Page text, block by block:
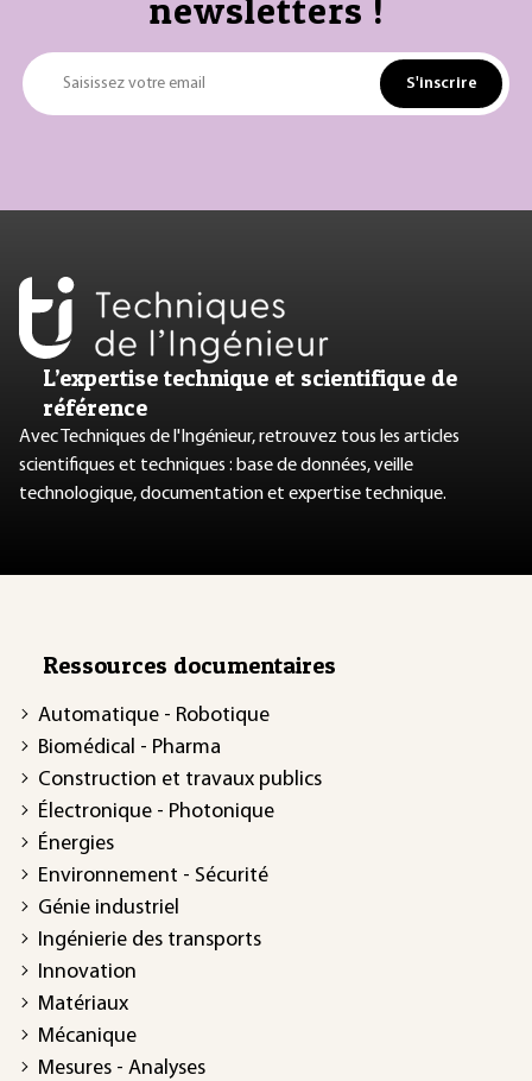
newsletters !
Saisissez votre email S'inscrire
L’expertise technique et scientifique de
référence
Avec Techniques de l'Ingénieur, retrouvez tous les articles
scientifiques et techniques : base de données, veille
technologique, documentation et expertise technique.
Ressources documentaires
Automatique - Robotique
Biomédical - Pharma
Construction et travaux publics
Électronique - Photonique
Énergies
Environnement - Sécurité
Génie industriel
Ingénierie des transports
Innovation
Matériaux
Mécanique
Mesures - Analyses